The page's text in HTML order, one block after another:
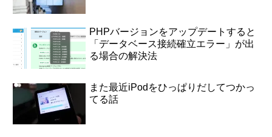
PHPバージョンをアップデートすると
「データベース接続確立エラー」が出
る場合の解決法
また最近iPodをひっぱりだしてつかっ
てる話